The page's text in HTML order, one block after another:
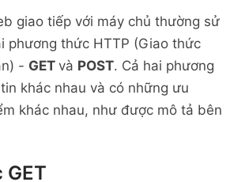
giao tiếp với máy chủ thường sử
phương thức HTTP (Giao thức
- GET và POST. Cả hai phương
khác nhau và có những ưu
khác nhau, như được mô tả bên